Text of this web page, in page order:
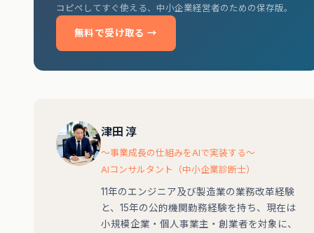
コピペしてすぐ使える、中小企業経営者のための保存版。
無料で受け取る →
津田 淳
〜事業成長の仕組みをAIで実装する〜
AIコンサルタント（中小企業診断士）
11年のエンジニア及び製造業の業務改革経験
と、15年の公的機関勤務経験を持ち、現在は
小規模企業・個人事業主・創業者を対象に、